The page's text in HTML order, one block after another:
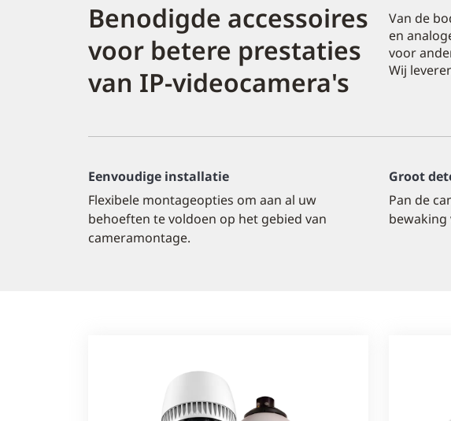
Benodigde accessoires
voor betere prestaties
van IP-videocamera's
Van de
en
voor
Wij
Eenvoudige installatie
Flexibele montageopties om aan al uw
behoeften te voldoen op het gebied van
cameramontage.
Groot
Pan de
bewaking